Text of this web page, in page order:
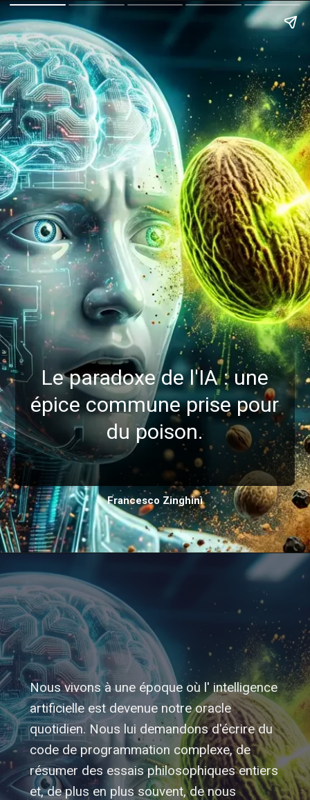
Le paradoxe de l'IA : une
épice commune prise pour
du poison.
Francesco Zinghinì
Nous vivons à une époque où l' intelligence
artificielle est devenue notre oracle
quotidien. Nous lui demandons d'écrire du
code de programmation complexe, de
résumer des essais philosophiques entiers
et, de plus en plus souvent, de nous